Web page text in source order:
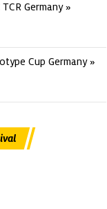
Germany
Cup Germany